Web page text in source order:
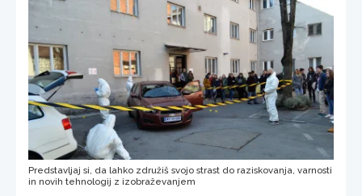
Predstavljaj si, da lahko združiš svojo strast do raziskovanja, varnosti
in novih tehnologij z izobraževanjem